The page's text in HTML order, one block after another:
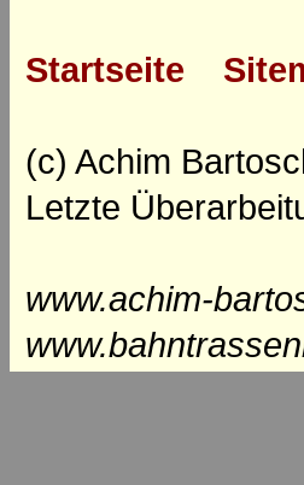
Startseite
(c) Achim
Letzte
www.achim-